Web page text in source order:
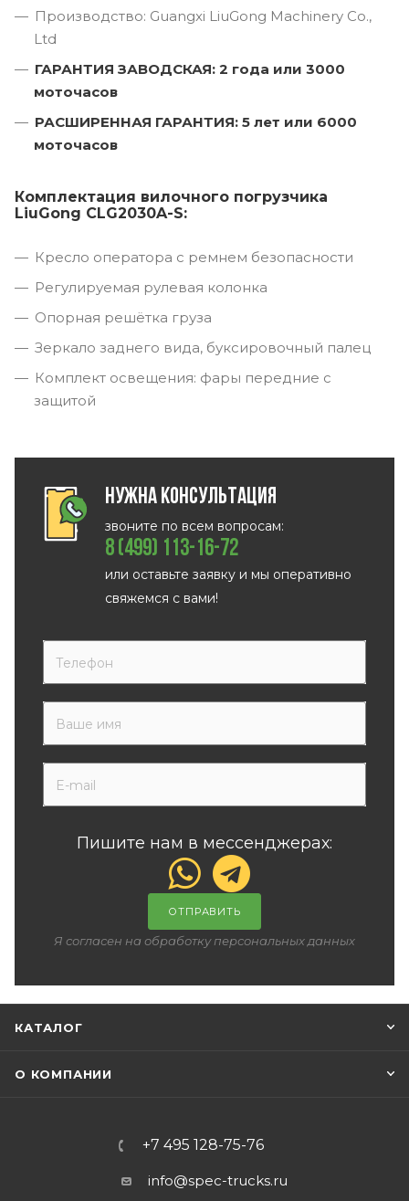
Производство: Guangxi LiuGong Machinery Co.,
Ltd
ГАРАНТИЯ ЗАВОДСКАЯ: 2 года или 3000
моточасов
РАСШИРЕННАЯ ГАРАНТИЯ: 5 лет или 6000
моточасов
Комплектация вилочного погрузчика
LiuGong CLG2030A-S:
Кресло оператора с ремнем безопасности
Регулируемая рулевая колонка
Опорная решётка груза
Зеркало заднего вида, буксировочный палец
Комплект освещения: фары передние с
защитой
Нужна консультация
звоните по всем вопросам:
8 (499) 113-16-72
или оставьте заявку и мы оперативно
свяжемся с вами!
Пишите нам в мессенджерах:
ОТПРАВИТЬ
Я согласен на обработку персональных данных
КАТАЛОГ
О КОМПАНИИ
+7 495 128-75-76
info@spec-trucks.ru